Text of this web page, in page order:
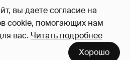
вы даете согласие на
cookie, помогающих нам
вас. Читать подробнее
Хорошо